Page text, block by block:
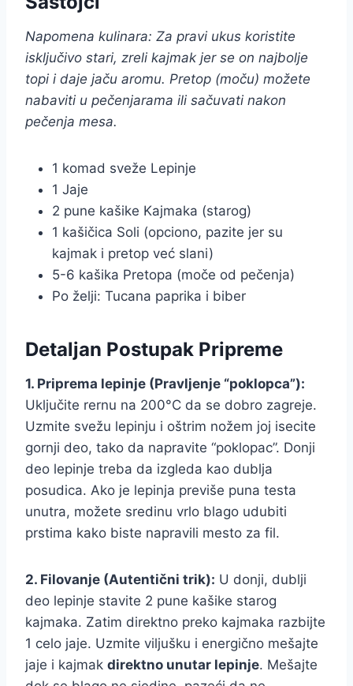
Napomena kulinara: Za pravi ukus koristite
isključivo stari, zreli kajmak jer se on najbolje
topi i daje jaču aromu. Pretop (moču) možete
nabaviti u pečenjarama ili sačuvati nakon
pečenja mesa.
1 komad sveže Lepinje
1 Jaje
2 pune kašike Kajmaka (starog)
1 kašičica Soli (opciono, pazite jer su
kajmak i pretop već slani)
5-6 kašika Pretopa (moče od pečenja)
Po želji: Tucana paprika i biber
Detaljan Postupak Pripreme
1. Priprema lepinje (Pravljenje “poklopca”):
Uključite rernu na 200°C da se dobro zagreje.
Uzmite svežu lepinju i oštrim nožem joj isecite
gornji deo, tako da napravite “poklopac”. Donji
deo lepinje treba da izgleda kao dublja
posudica. Ako je lepinja previše puna testa
unutra, možete sredinu vrlo blago udubiti
prstima kako biste napravili mesto za fil.
2. Filovanje (Autentični trik): U donji, dublji
deo lepinje stavite 2 pune kašike starog
kajmaka. Zatim direktno preko kajmaka razbijte
1 celo jaje. Uzmite viljušku i energično mešajte
jaje i kajmak direktno unutar lepinje. Mešajte